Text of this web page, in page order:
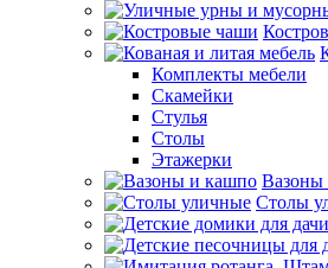
Комплекты мебели
Скамейки
Стулья
Столы
Этажерки
Вазоны
Столы